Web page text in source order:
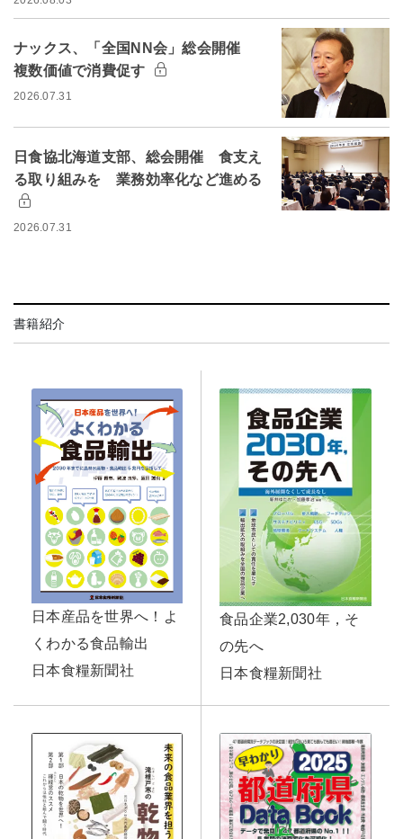
ナックス、「全国NN会」総会開催
複数価値で消費促す
2026.07.31
日食協北海道支部、総会開催 食支え
る取り組みを 業務効率化など進める
2026.07.31
書籍紹介
日本産品を世界へ！よ
くわかる食品輸出
日本食糧新聞社
食品企業2,030年，そ
の先へ
日本食糧新聞社